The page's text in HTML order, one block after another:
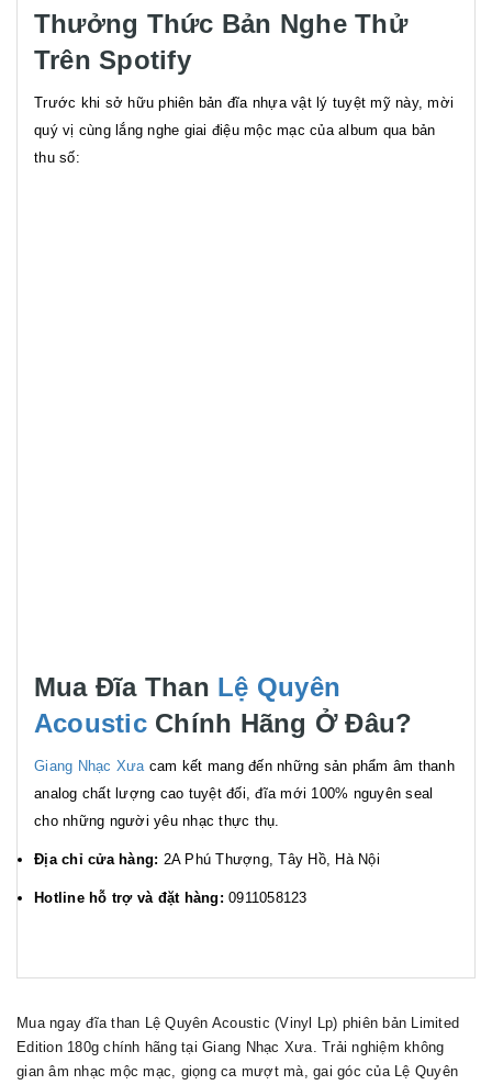
Thưởng Thức Bản Nghe Thử
Trên Spotify
Trước khi sở hữu phiên bản đĩa nhựa vật lý tuyệt mỹ này, mời
quý vị cùng lắng nghe giai điệu mộc mạc của album qua bản
thu số:
Mua Đĩa Than Lệ Quyên
AcousticChính Hãng Ở Đâu?
Giang Nhạc Xưa cam kết mang đến những sản phẩm âm thanh
analog chất lượng cao tuyệt đối, đĩa mới 100% nguyên seal
cho những người yêu nhạc thực thụ.
Địa chỉ cửa hàng: 2A Phú Thượng, Tây Hồ, Hà Nội
Hotline hỗ trợ và đặt hàng: 0911058123
Mua ngay đĩa than Lệ Quyên Acoustic (Vinyl Lp) phiên bản Limited
Edition 180g chính hãng tại Giang Nhạc Xưa. Trải nghiệm không
gian âm nhạc mộc mạc, giọng ca mượt mà, gai góc của Lệ Quyên